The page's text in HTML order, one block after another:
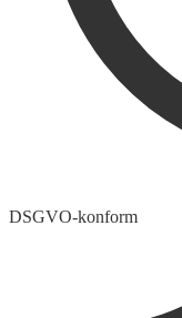
DSGVO-konform